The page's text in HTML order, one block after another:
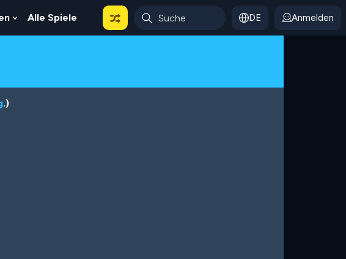
Show
Submenu
Alle Spiele DE Anmelden
.)